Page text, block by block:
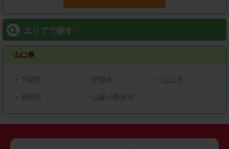
エリアで探す
山口県
・ 下関市 ・ 宇部市 ・ 山口市
・ 岩国市 ・ 山陽小野田市